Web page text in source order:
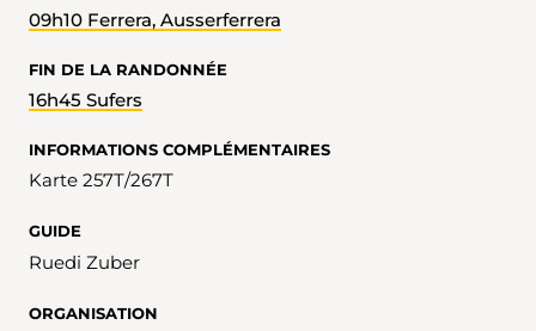
09h10 Ferrera, Ausserferrera
FIN DE LA RANDONNÉE
16h45 Sufers
INFORMATIONS COMPLÉMENTAIRES
Karte 257T/267T
GUIDE
Ruedi Zuber
ORGANISATION